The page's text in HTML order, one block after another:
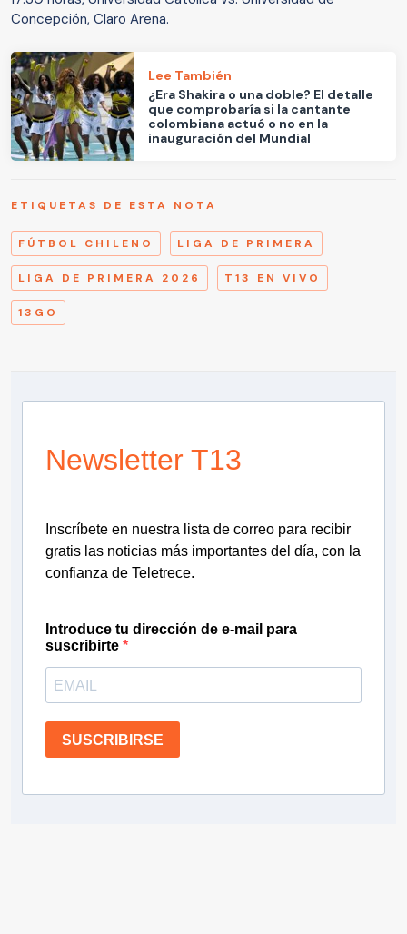
Concepción, Claro Arena.
Lee También
¿Era Shakira o una doble? El detalle
que comprobaría si la cantante
colombiana actuó o no en la
inauguración del Mundial
ETIQUETAS DE ESTA NOTA
FÚTBOL CHILENO LIGA DE PRIMERA
LIGA DE PRIMERA 2026 T13 EN VIVO
13GO
Newsletter T13
Inscríbete en nuestra lista de correo para recibir
gratis las noticias más importantes del día, con la
confianza de Teletrece.
Introduce tu dirección de e-mail para
suscribirte
SUSCRIBIRSE